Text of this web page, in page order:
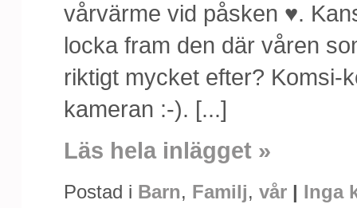
vårvärme vid påsken ♥.
locka fram den där våren
riktigt mycket efter? Komsi-
kameran :-). [...]
Läs hela inlägget »
Postad i Barn, Familj, vår | Inga